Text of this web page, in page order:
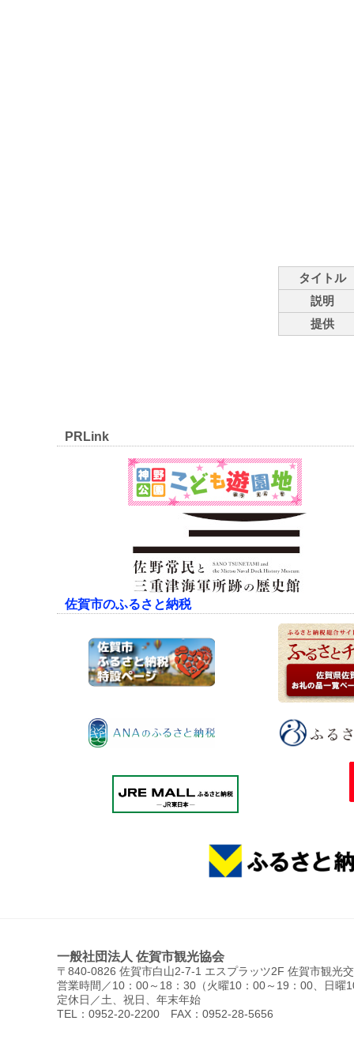
タイトル
説明
提供
PRLink
佐賀市のふるさと納税
一般社団法人 佐賀市観光協会
〒840-0826 佐賀市白山2-7-1 エスプラッツ2F 佐賀市観光
営業時間／10：00～18：30（火曜10：00～19：00、日曜
定休日／土、祝日、年末年始
TEL：0952-20-2200 FAX：0952-28-5656